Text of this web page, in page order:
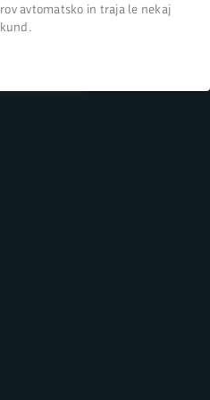
avtomatsko in traja le nekaj